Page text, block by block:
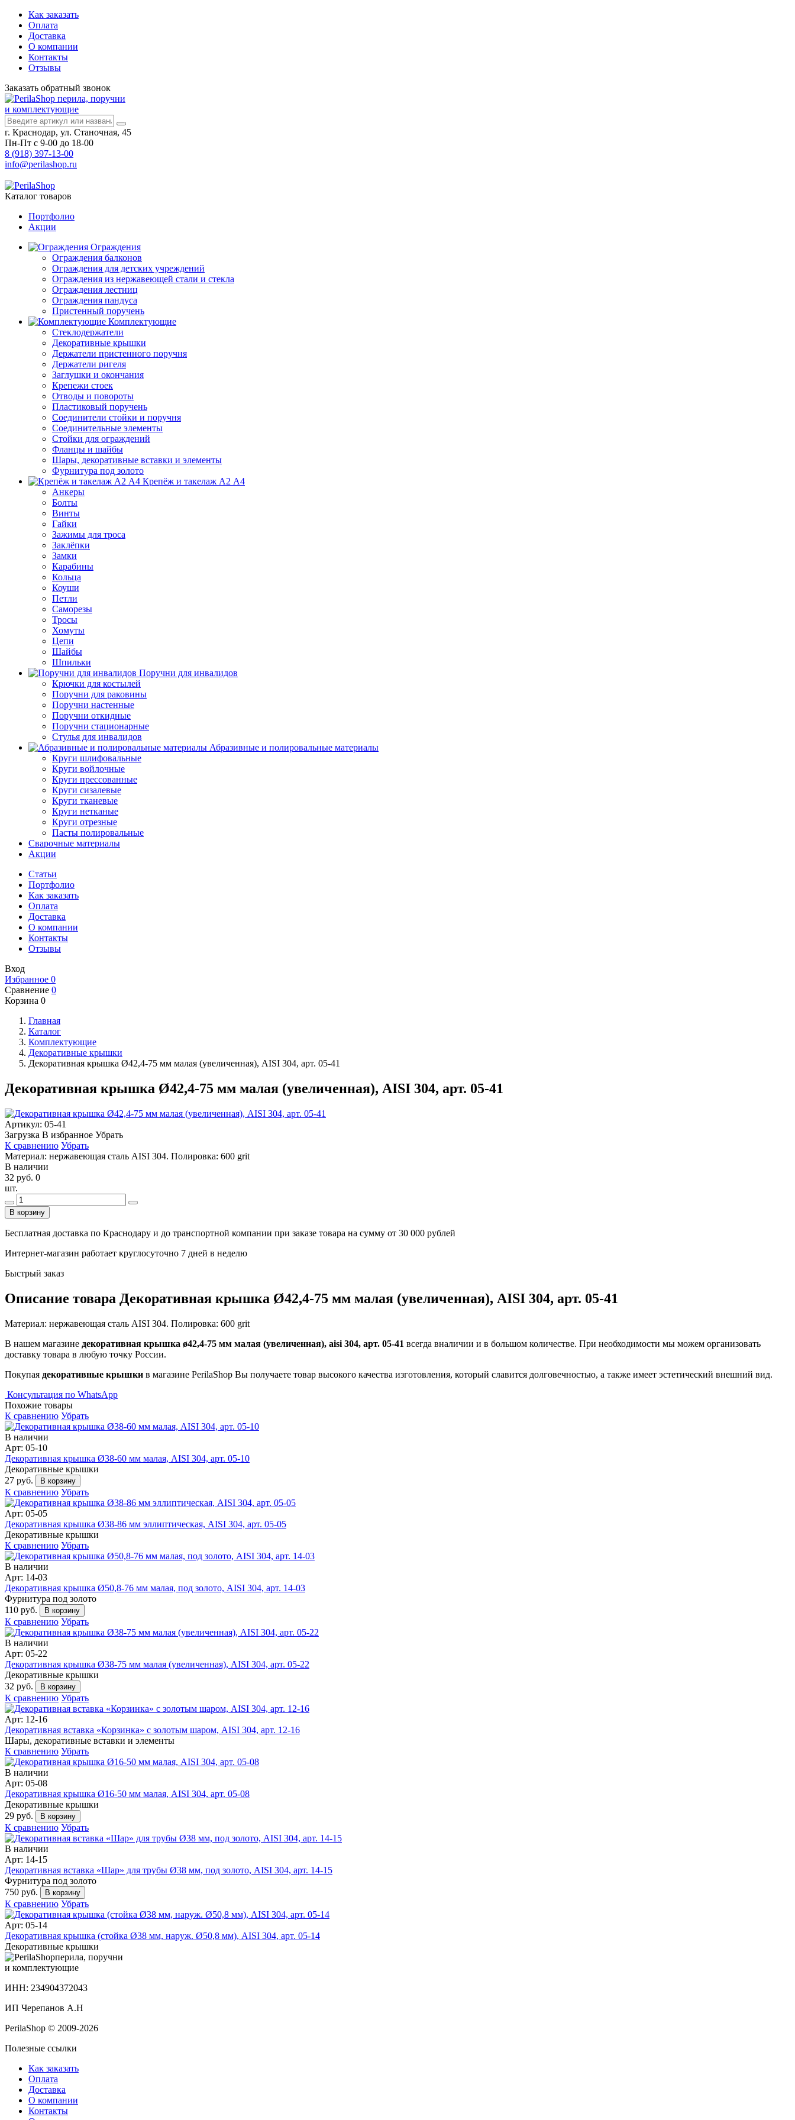
Как заказать
Оплата
Доставка
О компании
Контакты
Отзывы
Заказать обратный звонок
перила, поручни
и комплектующие
г. Краснодар, ул. Станочная, 45
Пн-Пт с 9-00 до 18-00
8 (918) 397-13-00
info@perilashop.ru
Каталог товаров
Портфолио
Акции
Ограждения
Ограждения балконов
Ограждения для детских учреждений
Ограждения из нержавеющей стали и стекла
Ограждения лестниц
Ограждения пандуса
Пристенный поручень
Комплектующие
Стеклодержатели
Декоративные крышки
Держатели пристенного поручня
Держатели ригеля
Заглушки и окончания
Крепежи стоек
Отводы и повороты
Пластиковый поручень
Соединители стойки и поручня
Соединительные элементы
Стойки для ограждений
Фланцы и шайбы
Шары, декоративные вставки и элементы
Фурнитура под золото
Крепёж и такелаж А2 А4
Анкеры
Болты
Винты
Гайки
Зажимы для троса
Заклёпки
Замки
Карабины
Кольца
Коуши
Петли
Саморезы
Тросы
Хомуты
Цепи
Шайбы
Шпильки
Поручни для инвалидов
Крючки для костылей
Поручни для раковины
Поручни настенные
Поручни откидные
Поручни стационарные
Стулья для инвалидов
Абразивные и полировальные материалы
Круги шлифовальные
Круги войлочные
Круги прессованные
Круги сизалевые
Круги тканевые
Круги нетканые
Круги отрезные
Пасты полировальные
Сварочные материалы
Акции
Статьи
Портфолио
Как заказать
Оплата
Доставка
О компании
Контакты
Отзывы
Вход
Избранное 0
Сравнение 0
Корзина 0
Главная
Каталог
Комплектующие
Декоративные крышки
Декоративная крышка Ø42,4-75 мм малая (увеличенная), AISI 304, арт. 05-41
Декоративная крышка Ø42,4-75 мм малая (увеличенная), AISI 304, арт. 05-41
Артикул: 05-41
Загрузка В избранное Убрать
К сравнению Убрать
Материал: нержавеющая сталь AISI 304. Полировка: 600 grit
В наличии
32 руб. 0
шт.
В корзину
Бесплатная доставка по Краснодару и до транспортной компании при заказе товара на сумму от 30 000 рублей
Интернет-магазин работает круглосуточно 7 дней в неделю
Быстрый заказ
Описание товара Декоративная крышка Ø42,4-75 мм малая (увеличенная), AISI 304, арт. 05-41
Материал: нержавеющая сталь AISI 304. Полировка: 600 grit
В нашем магазине декоративная крышка ø42,4-75 мм малая (увеличенная), aisi 304, арт. 05-41 всегда вналичии и в большом количестве. При необходимости мы можем организовать
доставку товара в любую точку России.
Покупая декоративные крышки в магазине PerilaShop Вы получаете товар высокого качества изготовления, который славится долговечностью, а также имеет эстетический внешний вид.
Консультация по WhatsApp
Похожие товары
К сравнению Убрать
В наличии
Арт: 05-10
Декоративная крышка Ø38-60 мм малая, AISI 304, арт. 05-10
Декоративные крышки
27 руб.
В корзину
К сравнению Убрать
Арт: 05-05
Декоративная крышка Ø38-86 мм эллиптическая, AISI 304, арт. 05-05
Декоративные крышки
К сравнению Убрать
В наличии
Арт: 14-03
Декоративная крышка Ø50,8-76 мм малая, под золото, AISI 304, арт. 14-03
Фурнитура под золото
110 руб.
В корзину
К сравнению Убрать
В наличии
Арт: 05-22
Декоративная крышка Ø38-75 мм малая (увеличенная), AISI 304, арт. 05-22
Декоративные крышки
32 руб.
В корзину
К сравнению Убрать
Арт: 12-16
Декоративная вставка «Корзинка» с золотым шаром, AISI 304, арт. 12-16
Шары, декоративные вставки и элементы
К сравнению Убрать
В наличии
Арт: 05-08
Декоративная крышка Ø16-50 мм малая, AISI 304, арт. 05-08
Декоративные крышки
29 руб.
В корзину
К сравнению Убрать
В наличии
Арт: 14-15
Декоративная вставка «Шар» для трубы Ø38 мм, под золото, AISI 304, арт. 14-15
Фурнитура под золото
750 руб.
В корзину
К сравнению Убрать
Арт: 05-14
Декоративная крышка (стойка Ø38 мм, наруж. Ø50,8 мм), AISI 304, арт. 05-14
Декоративные крышки
перила, поручни
и комплектующие
ИНН: 234904372043
ИП Черепанов А.Н
PerilaShop © 2009-2026
Полезные ссылки
Как заказать
Оплата
Доставка
О компании
Контакты